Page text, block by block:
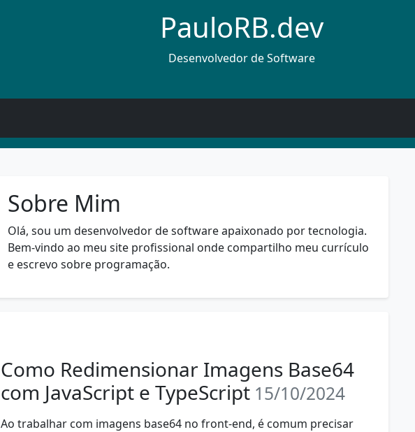
PauloRB.dev
Desenvolvedor de Software
Sobre Mim
Olá, sou um desenvolvedor de software apaixonado por tecnologia.
Bem-vindo ao meu site profissional onde compartilho meu currículo
e escrevo sobre programação.
Como Redimensionar Imagens Base64
com JavaScript e TypeScript 15/10/2024
Ao trabalhar com imagens base64 no front-end, é comum precisar